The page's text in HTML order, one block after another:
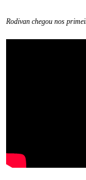
Rodivan chegou nos